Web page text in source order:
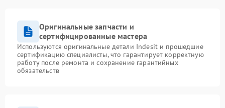
Оригинальные запчасти и
сертифицированные мастера
Используются оригинальные детали Indesit и прошедшие
сертификацию специалисты, что гарантирует корректную
работу после ремонта и сохранение гарантийных
обязательств